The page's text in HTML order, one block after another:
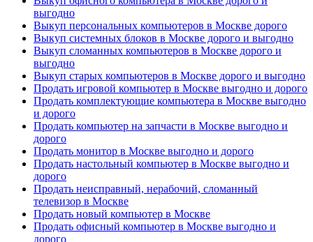
выгодно
Выкуп персональных компьютеров в Москве дорого
Выкуп системных блоков в Москве дорого и выгодно
Выкуп сломанных компьютеров в Москве дорого и
выгодно
Выкуп старых компьютеров в Москве дорого и выгодно
Продать игровой компьютер в Москве выгодно и дорого
Продать комплектующие компьютера в Москве выгодно
и дорого
Продать компьютер на запчасти в Москве выгодно и
дорого
Продать монитор в Москве выгодно и дорого
Продать настольный компьютер в Москве выгодно и
дорого
Продать неисправный, нерабочий, сломанный
телевизор в Москве
Продать новый компьютер в Москве
Продать офисный компьютер в Москве выгодно и
дорого